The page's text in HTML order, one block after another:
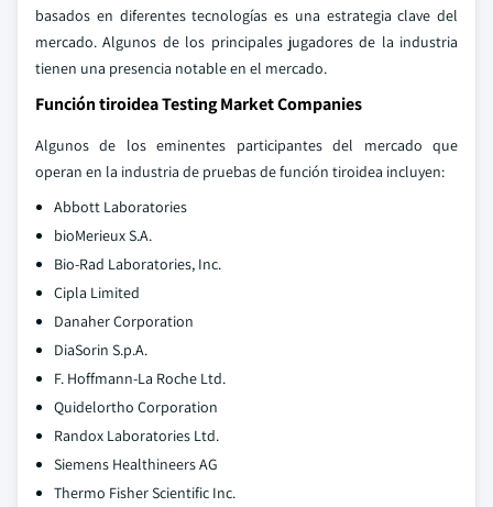
basados en diferentes tecnologías es una estrategia clave del
mercado. Algunos de los principales jugadores de la industria
tienen una presencia notable en el mercado.
Función tiroidea Testing Market Companies
Algunos de los eminentes participantes del mercado que
operan en la industria de pruebas de función tiroidea incluyen:
Abbott Laboratories
bioMerieux S.A.
Bio-Rad Laboratories, Inc.
Cipla Limited
Danaher Corporation
DiaSorin S.p.A.
F. Hoffmann-La Roche Ltd.
Quidelortho Corporation
Randox Laboratories Ltd.
Siemens Healthineers AG
Thermo Fisher Scientific Inc.